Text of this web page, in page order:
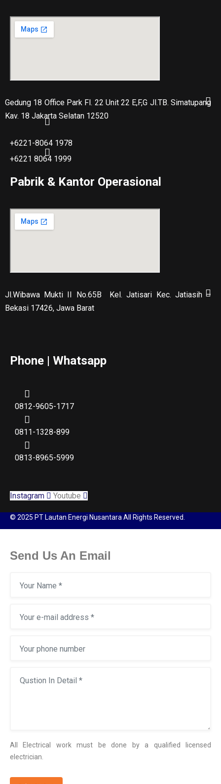
Gedung 18 Office Park Fl. 22 Unit 22 E,F,G Jl.TB. Simatupang
Kav. 18 Jakarta Selatan 12520
+6221-8064 1978
+6221 8064 1999
Pabrik & Kantor Operasional
Jl.Wibawa Mukti II No.65B
Kel. Jatisari Kec. Jatiasih –
Bekasi 17426, Jawa Barat
Phone | Whatsapp
0812-9605-1717
0811-1328-899
0813-8965-5999
Instagram Youtube
© 2025 PT Lautan Energi Nusantara All Rights Reserved.
Send Us An Email
All Electrical work must be done by a qualified licensed
electrician.